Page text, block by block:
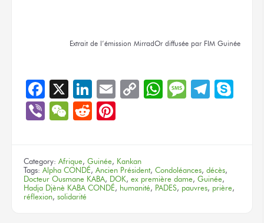
Extrait de l’émission MirradOr diffusée par FIM Guinée
Facebook
X LinkedIn
EmailCopyWhatsApp
Message
ViberWeChat
Reddit
Category: Afrique, Guinée, Kankan
Tags: Alpha CONDÉ, Ancien Président, Condoléances, décès,
Docteur Ousmane KABA, DOK, ex première dame, Guinée,
Hadja Djènè KABA CONDÉ, humanité, PADES, pauvres, prière,
réflexion, solidarité